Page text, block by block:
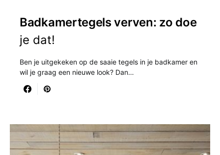
Badkamertegels verven: zo doe
je dat!
Ben je uitgekeken op de saaie tegels in je badkamer en
wil je graag een nieuwe look? Dan…